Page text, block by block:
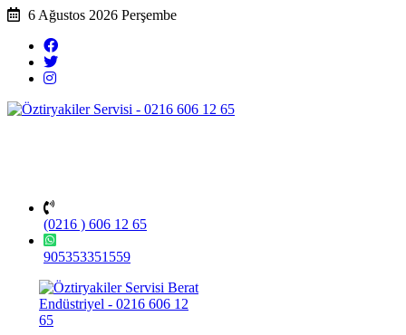
6 Ağustos 2026 Perşembe
(0216 ) 606 12 65
905353351559